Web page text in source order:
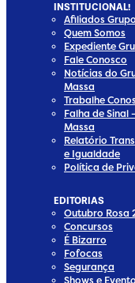
Media
Media
Media
INSTITUCIONAL!
Afiliados
Quem Somos
Expediente
Fale Conosco
Notícias do
Massa
Trabalhe
Falha de Sinal
Massa
Relatório
e Igualdade
Política de
EDITORIAS
Outubro Rosa
Concursos
É Bizarro
Fofocas
Segurança
Shows e